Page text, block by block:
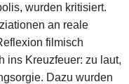
wurden kritisiert.
an reale
filmisch
ins Kreuzfeuer: zu laut,
Dazu wurden